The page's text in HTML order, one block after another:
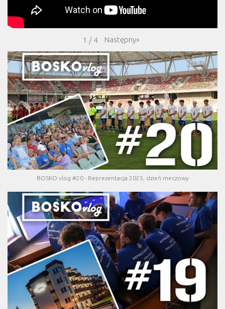
1 / 4 Następny»
BOSKO vlog #20 - Reprezentacja 2025, dzień meczowy